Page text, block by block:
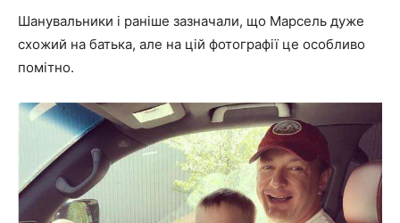
Шанувальники і раніше зазначали, що Марсель дуже
схожий на батька, але на цій фотографії це особливо
помітно.